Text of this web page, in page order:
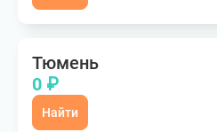
Тюмень
0 ₽
Найти